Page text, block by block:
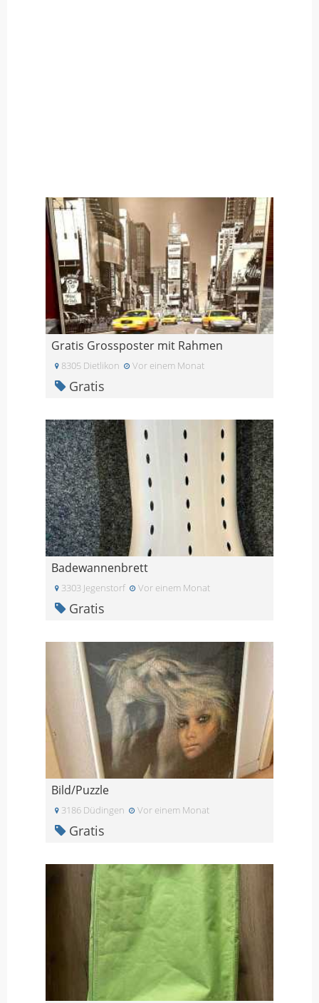
Gratis Grossposter mit Rahmen
8305 Dietlikon Vor einem Monat
Gratis
Badewannenbrett
3303 Jegenstorf Vor einem Monat
Gratis
Bild/Puzzle
3186 Düdingen Vor einem Monat
Gratis